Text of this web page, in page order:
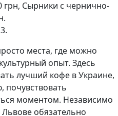
грн, Сырники с чернично-
места, где можно
опыт. Здесь
лучший кофе в Украине,
почувствовать
моментом. Независимо
обязательно